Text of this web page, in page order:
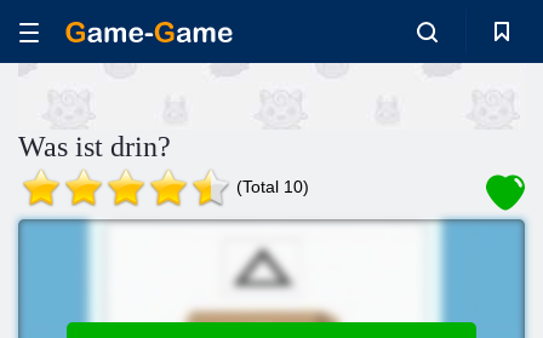
Was ist drin?
(Total 10)